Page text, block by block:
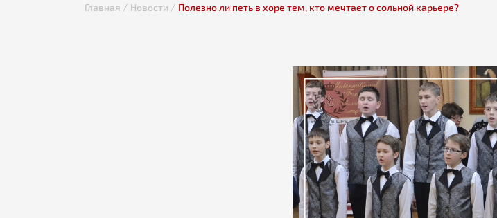
Главная / Новости / Полезно ли петь в хоре тем, кто мечтает о сольной карьере?